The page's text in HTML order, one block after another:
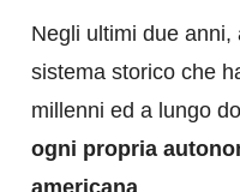
Negli ultimi due anni,
sistema storico che
millenni ed a lungo
ogni propria
americana.